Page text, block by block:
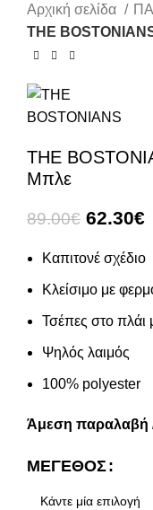
Αρχική σελίδα
THE
THE
Μπλε
89.00€ 62.30€
Καπιτονέ σχέδιο
Κλείσιμο με
Τσέπες στο πλάι
Ψηλός λαιμός
100% polyester
Άμεση παραλαβή
ΜΈΓΕΘΟΣ